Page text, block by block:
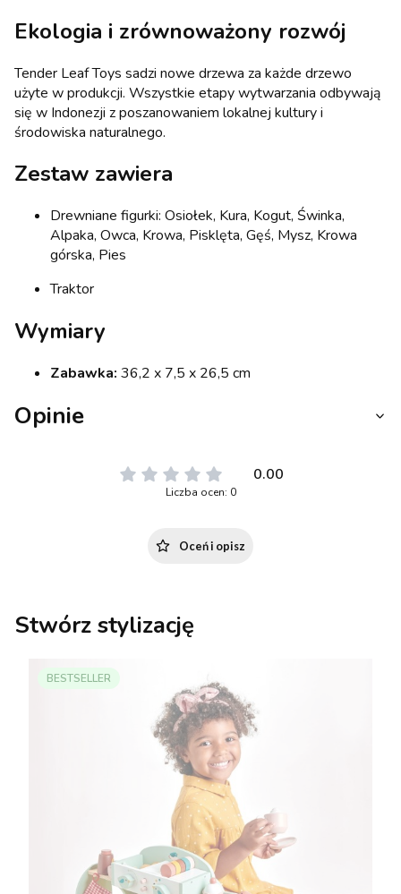
Ekologia i zrównoważony rozwój
Tender Leaf Toys sadzi nowe drzewa za każde drzewo
użyte w produkcji. Wszystkie etapy wytwarzania odbywają
się w Indonezji z poszanowaniem lokalnej kultury i
środowiska naturalnego.
Zestaw zawiera
Drewniane figurki: Osiołek, Kura, Kogut, Świnka,
Alpaka, Owca, Krowa, Pisklęta, Gęś, Mysz, Krowa
górska, Pies
Traktor
Wymiary
Zabawka: 36,2 x 7,5 x 26,5 cm
Opinie
0.00
Liczba ocen: 0
Oceń i opisz
Stwórz stylizację
BESTSELLER